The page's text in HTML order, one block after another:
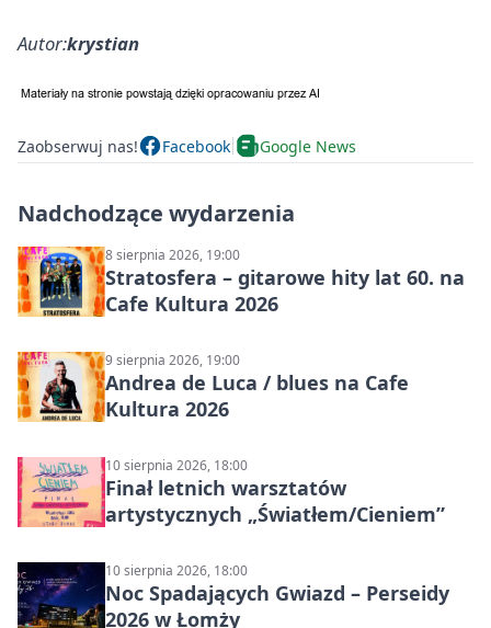
Autor:krystian
Zaobserwuj nas! Facebook Google News
Nadchodzące wydarzenia
8 sierpnia 2026, 19:00
Stratosfera – gitarowe hity lat 60. na
Cafe Kultura 2026
9 sierpnia 2026, 19:00
Andrea de Luca / blues na Cafe
Kultura 2026
10 sierpnia 2026, 18:00
Finał letnich warsztatów
artystycznych „Światłem/Cieniem”
10 sierpnia 2026, 18:00
Noc Spadających Gwiazd – Perseidy
2026 w Łomży